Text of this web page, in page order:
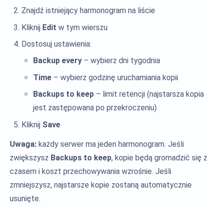
Znajdź istniejący harmonogram na liście
Kliknij Edit w tym wierszu
Dostosuj ustawienia:
Backup every – wybierz dni tygodnia
Time – wybierz godzinę uruchamiania kopii
Backups to keep – limit retencji (najstarsza kopia
jest zastępowana po przekroczeniu)
Kliknij Save
Uwaga: każdy serwer ma jeden harmonogram. Jeśli
zwiększysz Backups to keep, kopie będą gromadzić się z
czasem i koszt przechowywania wzrośnie. Jeśli
zmniejszysz, najstarsze kopie zostaną automatycznie
usunięte.